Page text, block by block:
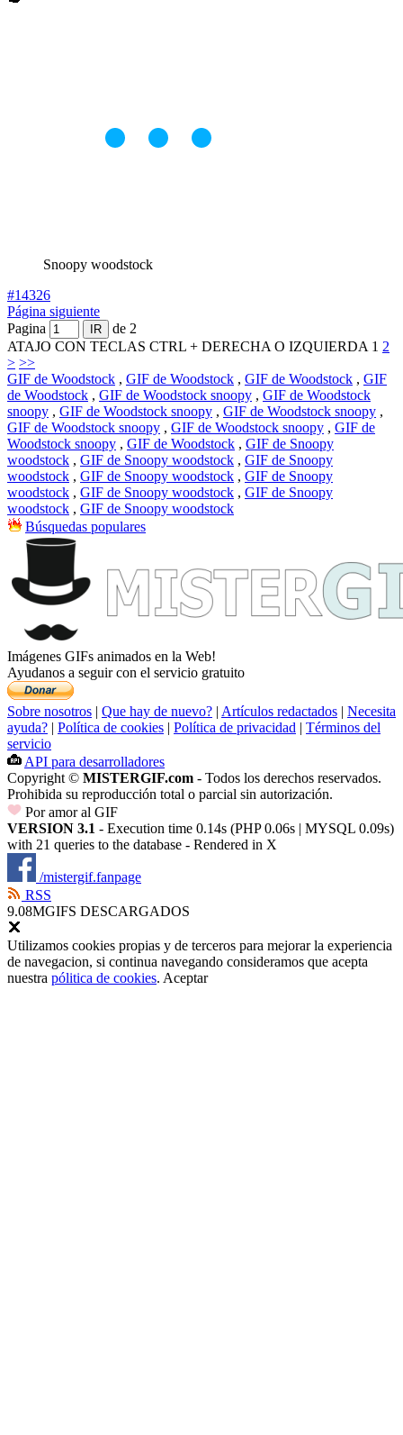
Snoopy woodstock
#14326
Página siguiente
Pagina
de 2
ATAJO CON TECLAS CTRL + DERECHA O IZQUIERDA 1 2
> >>
GIF de Woodstock , GIF de Woodstock , GIF de Woodstock , GIF
de Woodstock , GIF de Woodstock snoopy , GIF de Woodstock
snoopy , GIF de Woodstock snoopy , GIF de Woodstock snoopy ,
GIF de Woodstock snoopy , GIF de Woodstock snoopy , GIF de
Woodstock snoopy , GIF de Woodstock , GIF de Snoopy
woodstock , GIF de Snoopy woodstock , GIF de Snoopy
woodstock , GIF de Snoopy woodstock , GIF de Snoopy
woodstock , GIF de Snoopy woodstock , GIF de Snoopy
woodstock , GIF de Snoopy woodstock
Búsquedas populares
Imágenes GIFs animados en la Web!
Ayudanos a seguir con el servicio gratuito
Sobre nosotros | Que hay de nuevo? | Artículos redactados | Necesita
ayuda? | Política de cookies | Política de privacidad | Términos del
servicio
API para desarrolladores
Copyright © MISTERGIF.com - Todos los derechos reservados.
Prohibida su reproducción total o parcial sin autorización.
Por amor al GIF
VERSION 3.1 - Execution time 0.14s (PHP 0.06s | MYSQL 0.09s)
with 21 queries to the database - Rendered in X
/mistergif.fanpage
RSS
9.08MGIFS DESCARGADOS
Utilizamos cookies propias y de terceros para mejorar la experiencia
de navegacion, si continua navegando consideramos que acepta
nuestra pólitica de cookies. Aceptar